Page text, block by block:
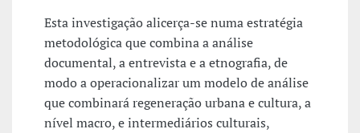
Esta investigação alicerça-se numa estratégia
metodológica que combina a análise
documental, a entrevista e a etnografia, de
modo a operacionalizar um modelo de análise
que combinará regeneração urbana e cultura, a
nível macro, e intermediários culturais,